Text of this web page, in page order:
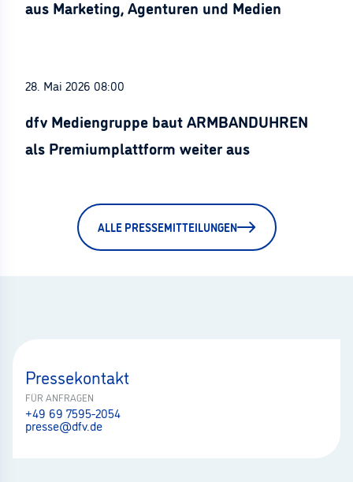
aus Marketing, Agenturen und Medien
28. Mai 2026 08:00
dfv Mediengruppe baut ARMBANDUHREN
als Premiumplattform weiter aus
ALLE PRESSEMITTEILUNGEN
Pressekontakt
FÜR ANFRAGEN
+49 69 7595-2054
presse@dfv.de